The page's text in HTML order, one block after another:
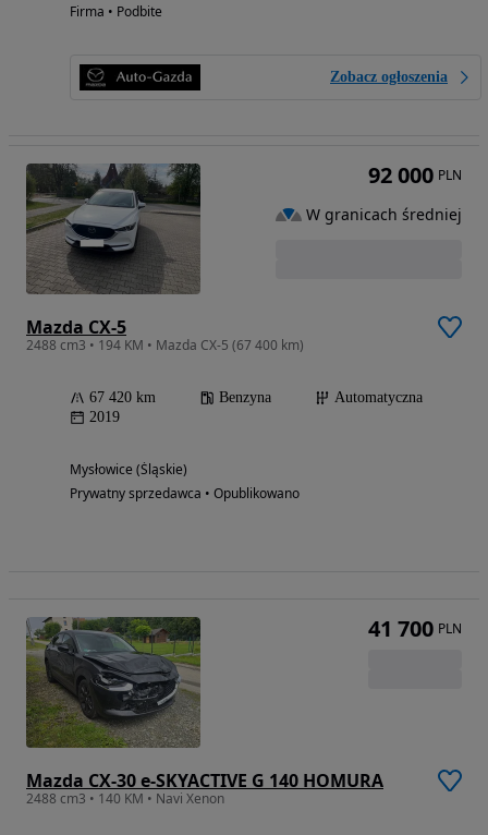
Firma • Podbite
Zobacz ogłoszenia
Mazda CX-5
2488 cm3 • 194 KM • Mazda CX-5 (67 400 km)
67 420 km Benzyna
Automatyczna
2019
Mysłowice (Śląskie)
Prywatny sprzedawca • Opublikowano
92 000 PLN
W granicach średniej
Mazda CX-30 e-SKYACTIVE G 140 HOMURA
2488 cm3 • 140 KM • Navi Xenon
41 700 PLN